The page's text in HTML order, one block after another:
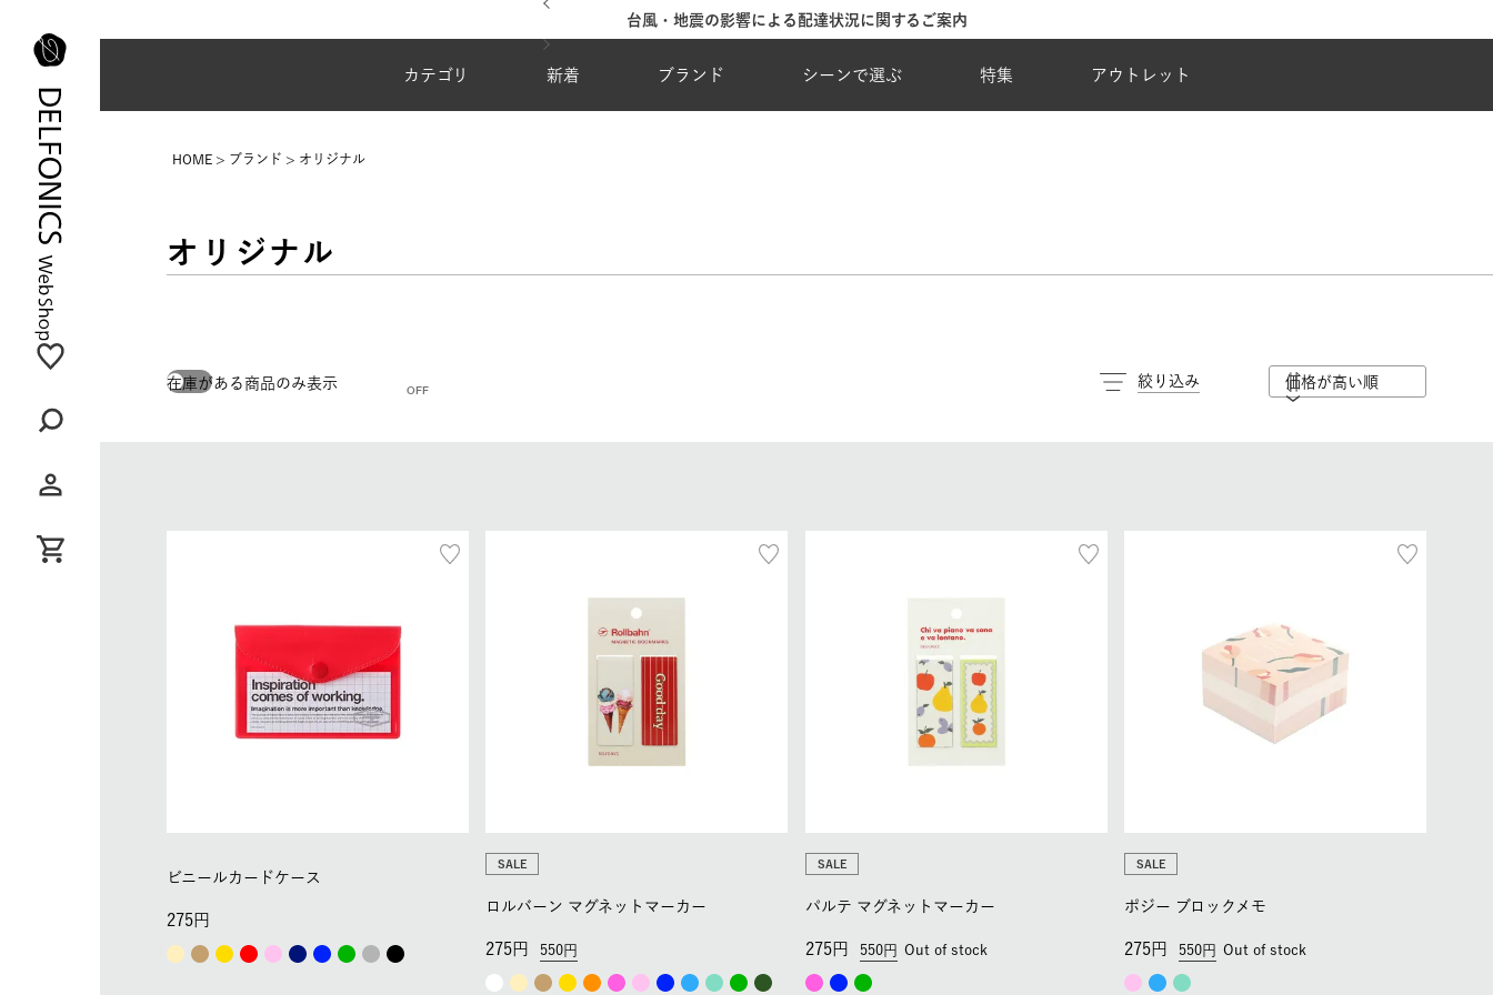
台風・地震の影響による配達状況に関するご案内
カテゴリ 新着 ブランド シーンで選ぶ 特集 アウトレット
HOME ブランド オリジナル
オリジナル
在庫がある商品のみ表示 絞り込み 価格が高い順
ビニールカードケース
275
SALE
ロルバーン マグネットマーカー
550
275
SALE
パルテ マグネットマーカー
550
275 Out of stock
SALE
ポジー ブロックメモ
550
275 Out of stock